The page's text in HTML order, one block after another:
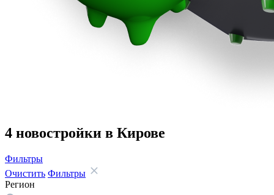
4 новостройки в Кирове
Фильтры
Очистить Фильтры
Регион